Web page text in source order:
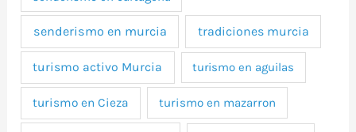
senderismo en murcia tradiciones murcia
turismo activo Murcia turismo en aguilas
turismo en Cieza turismo en mazarron